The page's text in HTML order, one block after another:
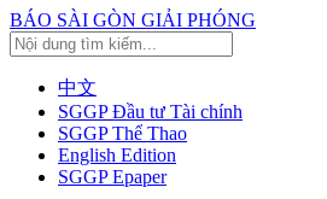
BÁO SÀI GÒN GIẢI PHÓNG
中文
SGGP Đầu tư Tài chính
SGGP Thể Thao
English Edition
SGGP Epaper